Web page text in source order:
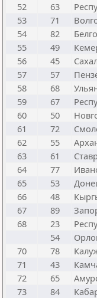
52
63
53
71
54
82
55
49
56
45
57
57
58
68
59
67
60
50
61
72
62
55
63
61
64
77
65
53
66
48
67
89
68
23
54
70
78
71
43
72
65
73
84